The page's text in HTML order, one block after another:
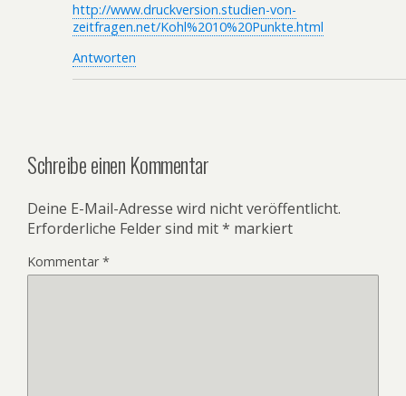
http://www.druckversion.studien-von-
zeitfragen.net/Kohl%2010%20Punkte.html
Antworten
Schreibe einen Kommentar
Deine E-Mail-Adresse wird nicht veröffentlicht.
Erforderliche Felder sind mit* markiert
Kommentar*